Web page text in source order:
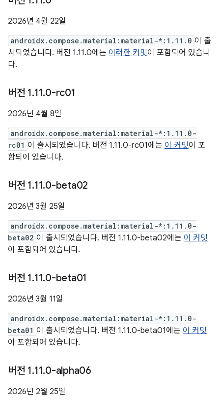
2026년 4월 22일
androidx.compose.material:material-*:1.11.0 이 출
시되었습니다. 버전 1.11.0에는 이러한 커밋이 포함되어 있습니
다.
버전 1.11.0-rc01
2026년 4월 8일
androidx.compose.material:material-*:1.11.0-
rc01 이 출시되었습니다. 버전 1.11.0-rc01에는 이 커밋이 포
함되어 있습니다.
버전 1.11.0-beta02
2026년 3월 25일
androidx.compose.material:material-*:1.11.0-
beta02 이 출시되었습니다. 버전 1.11.0-beta02에는 이 커밋
이 포함되어 있습니다.
버전 1.11.0-beta01
2026년 3월 11일
androidx.compose.material:material-*:1.11.0-
beta01 이 출시되었습니다. 버전 1.11.0-beta01에는 이 커밋
이 포함되어 있습니다.
버전 1.11.0-alpha06
2026년 2월 25일